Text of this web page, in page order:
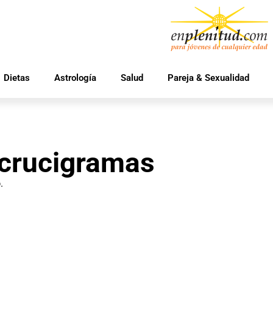
Dietas Astrología Salud Pareja & Sexualidad